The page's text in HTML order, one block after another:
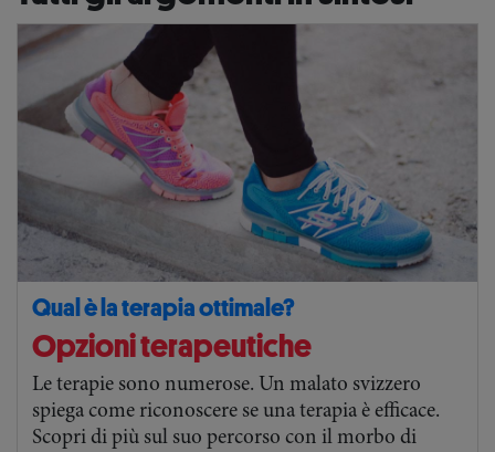
Qual è la terapia ottimale?
Opzioni terapeutiche
Le terapie sono numerose. Un malato svizzero
spiega come riconoscere se una terapia è efficace.
Scopri di più sul suo percorso con il morbo di